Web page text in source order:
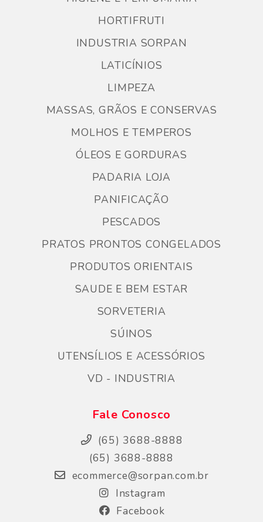
HORTIFRUTI
INDUSTRIA SORPAN
LATICÍNIOS
LIMPEZA
MASSAS, GRÃOS E CONSERVAS
MOLHOS E TEMPEROS
ÓLEOS E GORDURAS
PADARIA LOJA
PANIFICAÇÃO
PESCADOS
PRATOS PRONTOS CONGELADOS
PRODUTOS ORIENTAIS
SAUDE E BEM ESTAR
SORVETERIA
SÚINOS
UTENSÍLIOS E ACESSÓRIOS
VD - INDUSTRIA
Fale Conosco
(65) 3688-8888
(65) 3688-8888
ecommerce@sorpan.com.br
Instagram
Facebook